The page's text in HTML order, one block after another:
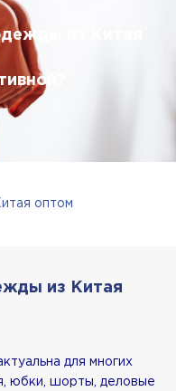
из Китая
оптом
из Китая
для многих
юбки, шорты, деловые